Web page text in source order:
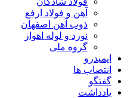
آهن و فولاد ارفع
ذوب آهن اصفهان
نورد و لوله اهواز
گروه ملی
ایمیدرو
انتصاب ها
گفتگو
یادداشت